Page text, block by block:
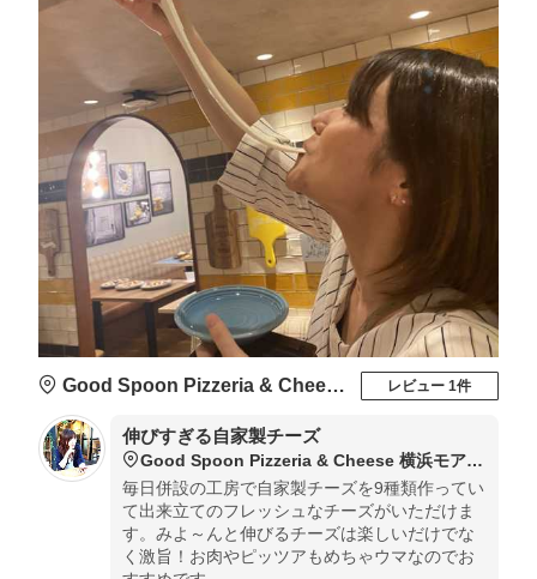
Good Spoon Pizzeria & Cheese 横浜モアーズ店 レビュー 1件
伸びすぎる自家製チーズ
Good Spoon Pizzeria & Cheese 横浜モアーズ店
毎日併設の工房で自家製チーズを9種類作ってい
て出来立てのフレッシュなチーズがいただけま
す。みよ～んと伸びるチーズは楽しいだけでな
く激旨！お肉やピッツアもめちゃウマなのでお